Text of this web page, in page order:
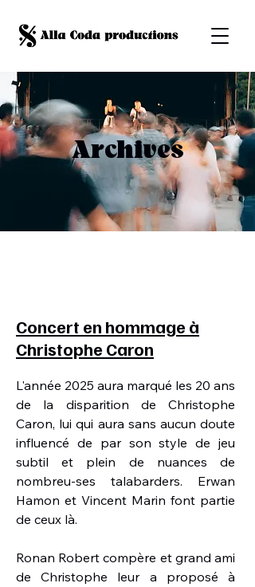
Archives
Concert en hommage à
Christophe Caron
L'année 2025 aura marqué les 20 ans
de la disparition de Christophe
Caron, lui qui aura sans aucun doute
influencé de par son style de jeu
subtil et plein de nuances de
nombreu-ses talabarders. Erwan
Hamon et Vincent Marin font partie
de ceux là.
Ronan Robert compère et grand ami
de Christophe leur a proposé à